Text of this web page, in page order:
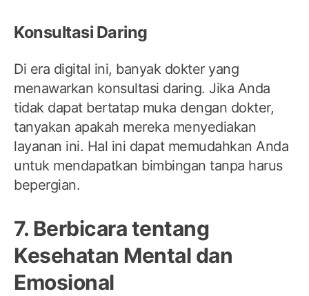
Konsultasi Daring
Di era digital ini, banyak dokter yang
menawarkan konsultasi daring. Jika Anda
tidak dapat bertatap muka dengan dokter,
tanyakan apakah mereka menyediakan
layanan ini. Hal ini dapat memudahkan Anda
untuk mendapatkan bimbingan tanpa harus
bepergian.
7. Berbicara tentang
Kesehatan Mental dan
Emosional